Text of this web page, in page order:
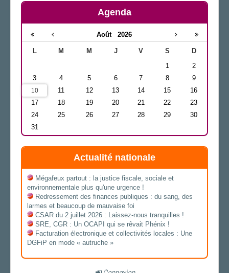
Agenda
Août 2026
L M M J V S
D
1
2
3
4 5 6 7 8 9
10 11 12 13 14 15
16
17
18 19 20 21 22
23
24
25 26 27 28 29
30
31
Actualité nationale
Mégafeux partout : la justice fiscale, sociale et
environnementale plus qu'une urgence !
Redressement des finances publiques : du sang, des
larmes et beaucoup de mauvaise foi
CSAR du 2 juillet 2026 : Laissez-nous tranquilles !
SRE, CGR : Un OCAPI qui se rêvait Phénix !
Facturation électronique et collectivités locales : Une
DGFiP en mode « autruche »